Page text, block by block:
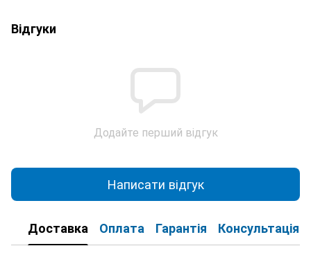
Відгуки
Додайте перший відгук
Написати відгук
Доставка Оплата Гарантія Консультація